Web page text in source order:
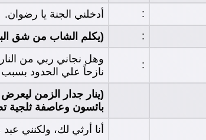
:
أدخلني الجنة يا رضوان.
: (يكلم الشاب من شق
:
وهل نجاني ربي من
نازحاً علي الحدود بسبب
(ينار جدار الزمن
بائسون وعاصفة ثلجية
أنا أرثي لك، ولكنني